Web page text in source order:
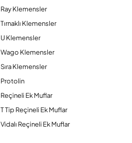
Ray Klemensler
Tırnaklı Klemensler
U Klemensler
Wago Klemensler
Sıra Klemensler
Protolin
Reçineli Ek Muflar
T Tip Reçineli Ek Muflar
Vidalı Reçineli Ek Muflar